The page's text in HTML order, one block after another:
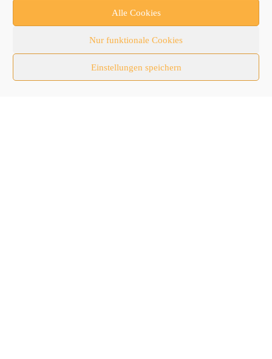
Alle Cookies
Nur funktionale Cookies
Einstellungen speichern
bauma